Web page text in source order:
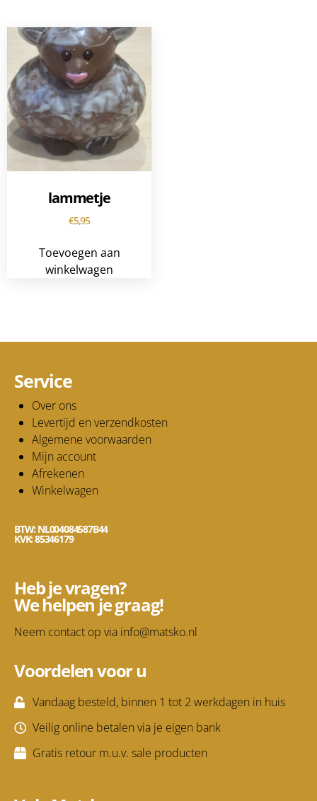
lammetje
€5,95
Toevoegen aan
winkelwagen
Service
Over ons
Levertijd en verzendkosten
Algemene voorwaarden
Mijn account
Afrekenen
Winkelwagen
BTW: NL004084587B44
KVK: 85346179
Heb je vragen?
We helpen je graag!
Neem contact op via info@matsko.nl
Voordelen voor u
Vandaag besteld, binnen 1 tot 2 werkdagen in huis
Veilig online betalen via je eigen bank
Gratis retour m.u.v. sale producten